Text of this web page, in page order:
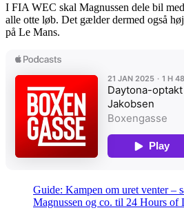
I FIA WEC skal Magnussen dele bil
alle otte løb. Det gælder dermed også
på Le Mans.
Guide: Kampen om uret venter –
Magnussen og co. til 24 Hours of